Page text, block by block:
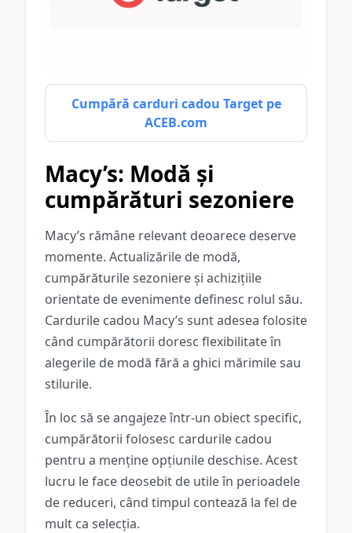
Cumpără carduri cadou Target pe
ACEB.com
Macy’s: Modă și
cumpărături sezoniere
Macy’s rămâne relevant deoarece deserve
momente. Actualizările de modă,
cumpărăturile sezoniere și achizițiile
orientate de evenimente definesc rolul său.
Cardurile cadou Macy’s sunt adesea folosite
când cumpărătorii doresc flexibilitate în
alegerile de modă fără a ghici mărimile sau
stilurile.
În loc să se angajeze într-un obiect specific,
cumpărătorii folosesc cardurile cadou
pentru a menține opțiunile deschise. Acest
lucru le face deosebit de utile în perioadele
de reduceri, când timpul contează la fel de
mult ca selecția.